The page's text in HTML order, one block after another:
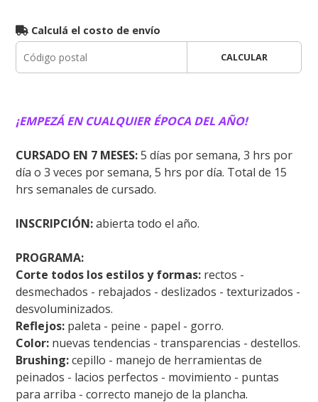
Calculá el costo de envío
CALCULAR
¡EMPEZÁ EN CUALQUIER ÉPOCA DEL AÑO!
CURSADO EN 7 MESES:5 días por semana, 3 hrs por
día o 3 veces por semana, 5 hrs por día. Total de 15
hrs semanales de cursado.
INSCRIPCIÓN:abierta todo el año.
PROGRAMA:
Corte todos los estilos y formas: rectos -
desmechados - rebajados - deslizados - texturizados -
desvoluminizados.
Reflejos: paleta - peine - papel - gorro.
Color: nuevas tendencias - transparencias - destellos.
Brushing:cepillo - manejo de herramientas de
peinados - lacios perfectos - movimiento - puntas
para arriba - correcto manejo de la plancha.